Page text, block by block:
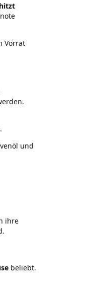
Vorrat
und
ihre
beliebt.